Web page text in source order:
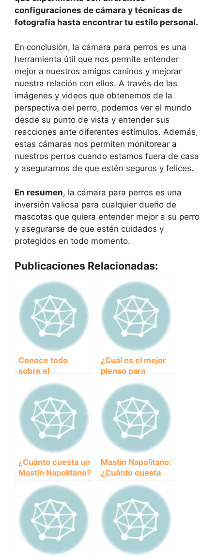
configuraciones de cámara y técnicas de
fotografía hasta encontrar tu estilo personal.
En conclusión, la cámara para perros es una
herramienta útil que nos permite entender
mejor a nuestros amigos caninos y mejorar
nuestra relación con ellos. A través de las
imágenes y videos que obtenemos de la
perspectiva del perro, podemos ver el mundo
desde su punto de vista y entender sus
reacciones ante diferentes estímulos. Además,
estas cámaras nos permiten monitorear a
nuestros perros cuando estamos fuera de casa
y asegurarnos de que estén seguros y felices.
En resumen, la cámara para perros es una
inversión valiosa para cualquier dueño de
mascotas que quiera entender mejor a su perro
y asegurarse de que estén cuidados y
protegidos en todo momento.
Publicaciones Relacionadas:
Conoce todo
sobre el
encantador Terrier
Sealyham: origen,
características y
cuidados
¿Cuál es el mejor
pienso para
cachorros?
Descubre las
opciones más
saludables para tu
mejor amigo
¿Cuánto cuesta un
Mastín Napolitano?
Descubre el
precio de esta
majestuosa raza
canina
Mastín Napolitano:
¿Cuánto cuesta
impresionante
raza de perro?